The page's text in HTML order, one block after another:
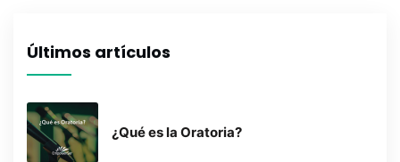
Últimos artículos
¿Qué es la Oratoria?